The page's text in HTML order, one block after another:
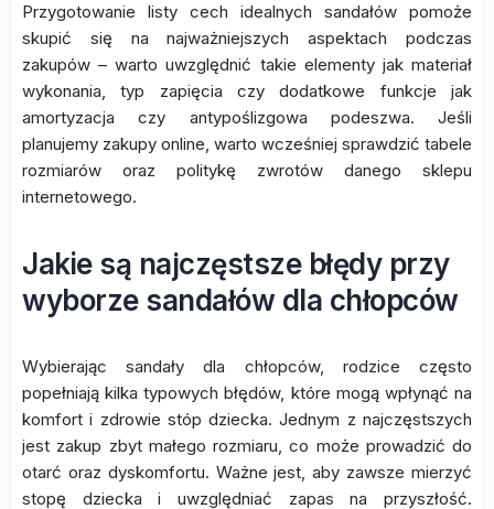
Przygotowanie listy cech idealnych sandałów pomoże
skupić się na najważniejszych aspektach podczas
zakupów – warto uwzględnić takie elementy jak materiał
wykonania, typ zapięcia czy dodatkowe funkcje jak
amortyzacja czy antypoślizgowa podeszwa. Jeśli
planujemy zakupy online, warto wcześniej sprawdzić tabele
rozmiarów oraz politykę zwrotów danego sklepu
internetowego.
Jakie są najczęstsze błędy przy
wyborze sandałów dla chłopców
Wybierając sandały dla chłopców, rodzice często
popełniają kilka typowych błędów, które mogą wpłynąć na
komfort i zdrowie stóp dziecka. Jednym z najczęstszych
jest zakup zbyt małego rozmiaru, co może prowadzić do
otarć oraz dyskomfortu. Ważne jest, aby zawsze mierzyć
stopę dziecka i uwzględniać zapas na przyszłość.